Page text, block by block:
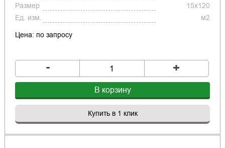
Размер
15x120
Ед. изм.
м2
Цена: по запросу
- +
В корзину
Купить в 1 клик